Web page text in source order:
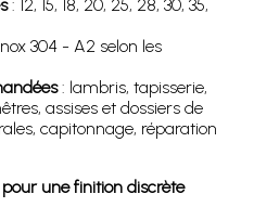
: 12, 15, 18, 20, 25, 28, 30, 35,
304 - A2 selon les
: lambris, tapisserie,
assises et dossiers de
capitonnage, réparation
une finition discrète